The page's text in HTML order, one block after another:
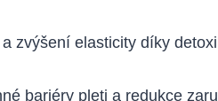
zvýšení elasticity díky
bariéry pleti a redukce